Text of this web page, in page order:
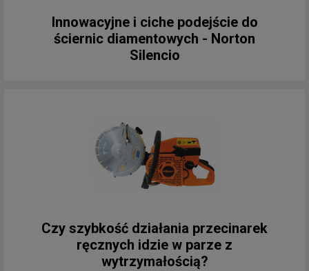
Innowacyjne i ciche podejście do
ściernic diamentowych - Norton
Silencio
Czy szybkość działania przecinarek
ręcznych idzie w parze z
wytrzymałością?